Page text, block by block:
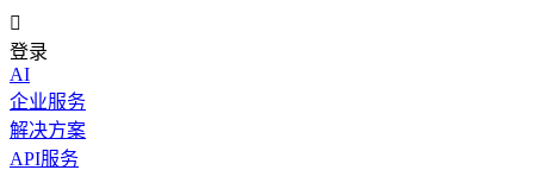

登录
AI
企业服务
解决方案
API服务